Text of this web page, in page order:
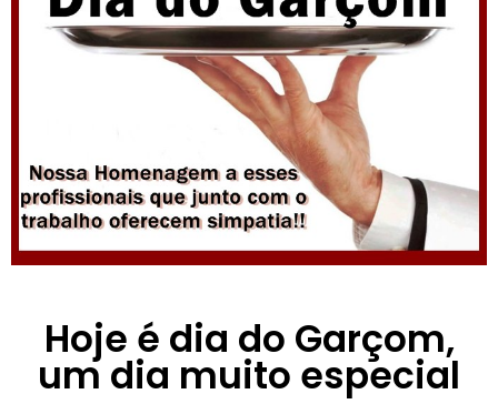
Hoje é dia do Garçom,
um dia muito especial